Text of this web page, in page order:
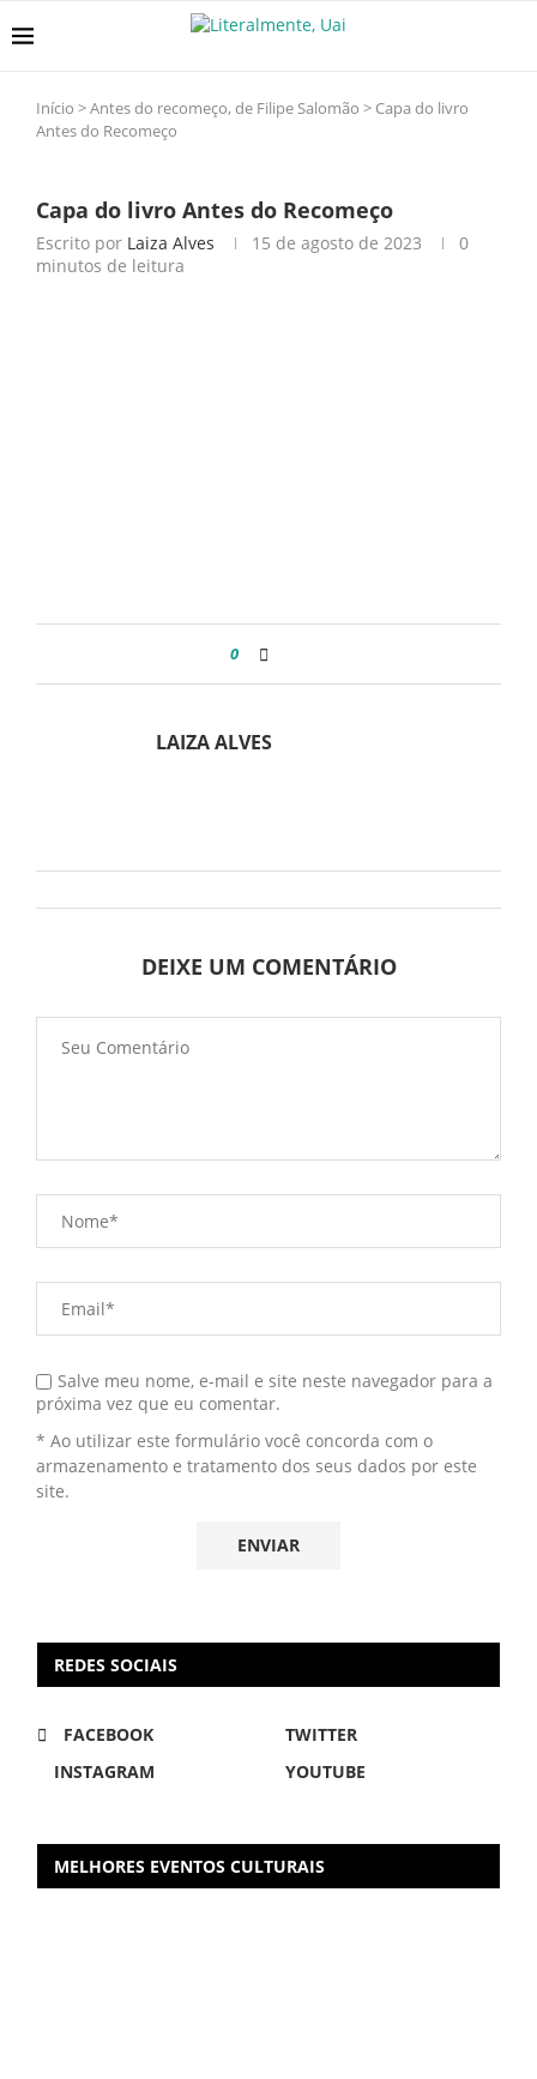
Início >Antes do recomeço, de Filipe Salomão > Capa do livro
Antes do Recomeço
Capa do livro Antes do Recomeço
Escrito por Laiza Alves 15 de agosto de 2023
0
minutos de leitura
0
LAIZA ALVES
DEIXE UM COMENTÁRIO
Salve meu nome, e-mail e site neste navegador para a
próxima vez que eu comentar.
* Ao utilizar este formulário você concorda com o
armazenamento e tratamento dos seus dados por este
site.
REDES SOCIAIS
FACEBOOK
TWITTER
INSTAGRAM
YOUTUBE
MELHORES EVENTOS CULTURAIS